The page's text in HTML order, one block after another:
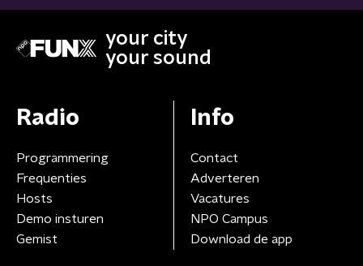
your city
your sound
Radio
Programmering
Frequenties
Hosts
Demo insturen
Gemist
Info
Contact
Adverteren
Vacatures
NPO Campus
Download de app